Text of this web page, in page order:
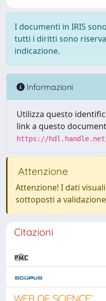
I documenti in IRIS
tutti i diritti sono
indicazione.
Informazioni
Utilizza questo
link a questo
https://hdl.handle.net/
Attenzione
Attenzione! I dati
sottoposti a
Citazioni